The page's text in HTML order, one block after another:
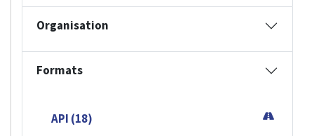
Organisation
Formats
API (18)